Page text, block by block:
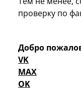
проверку по
Добро
VK
MAX
OK